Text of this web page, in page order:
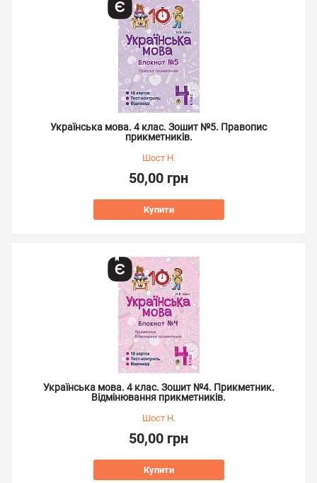
Українська мова. 4 клас. Зошит №5. Правопис
прикметників.
Шост Н.
50,00 грн
Купити
Українська мова. 4 клас. Зошит №4. Прикметник.
Відмінювання прикметників.
Шост Н.
50,00 грн
Купити